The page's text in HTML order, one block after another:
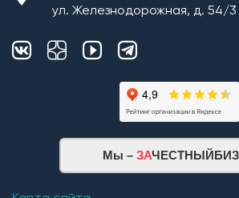
ул. Железнодорожная, д. 54/3
Мы – ЗА